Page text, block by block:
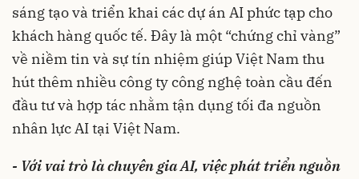
sáng tạo và triển khai các dự án AI phức tạp cho
khách hàng quốc tế. Đây là một “chứng chỉ vàng”
về niềm tin và sự tín nhiệm giúp Việt Nam thu
hút thêm nhiều công ty công nghệ toàn cầu đến
đầu tư và hợp tác nhằm tận dụng tối đa nguồn
nhân lực AI tại Việt Nam.
- Với vai trò là chuyên gia AI, việc phát triển nguồn